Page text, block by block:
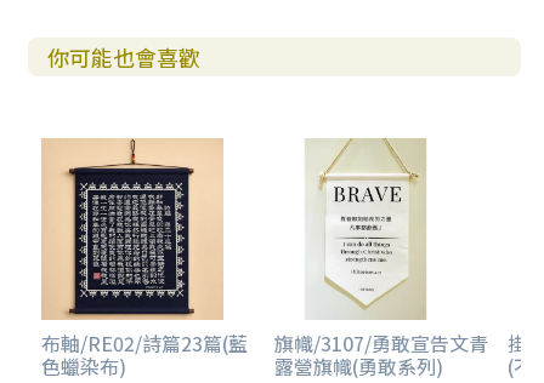
你可能也會喜歡
布軸/RE02/詩篇23篇(藍
色蠟染布)
旗幟/3107/勇敢宣告文青
露營旗幟(勇敢系列)
掛
(不